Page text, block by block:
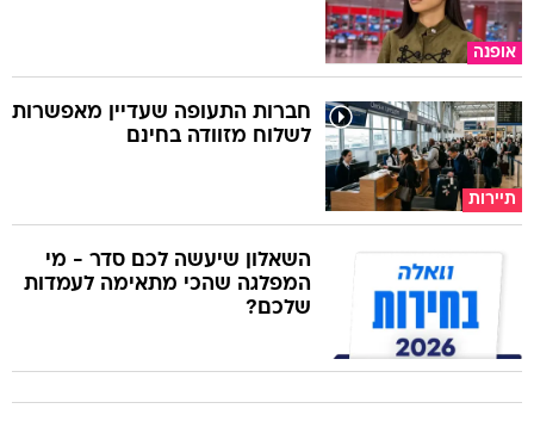
אופנה
תיירות
חברות התעופה שעדיין מאפשרות
לשלוח מזוודה בחינם
השאלון שיעשה לכם סדר - מי
המפלגה שהכי מתאימה לעמדות
שלכם?